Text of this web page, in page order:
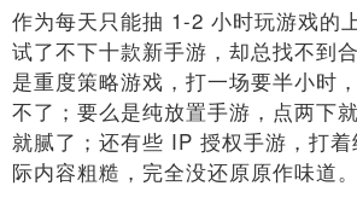
作为每天只能抽 1-2 小时玩游戏的
试了不下十款新手游，却总找不
是重度策略游戏，打一场要半小时
不了；要么是纯放置手游，点两下
就腻了；还有些 IP 授权手游，打
际内容粗糙，完全没还原原作味道。